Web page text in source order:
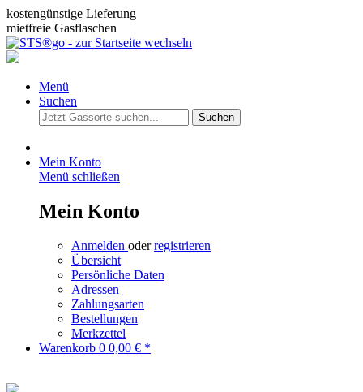
kostengünstige Lieferung
mietfreie Gasflaschen
Menü
Suchen
Suchen
Mein Konto
Menü schließen
Mein Konto
Anmelden oderregistrieren
Übersicht
Persönliche Daten
Adressen
Zahlungsarten
Bestellungen
Merkzettel
Warenkorb 0 0,00 € *